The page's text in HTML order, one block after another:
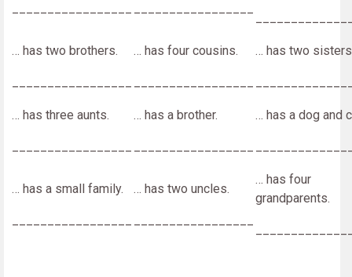
… has two brothers. … has four cousins. … has two
… has three aunts. … has a brother. … has a dog and
… has a small family. … has two uncles.
… has four
grandparents.